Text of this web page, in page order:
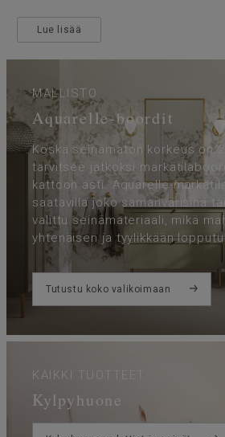
Lue lisää
MALLISTO
Aquarelle-boordit
Koska seinämaton korkeus on
tarvitsee jatkoksi
kattoon asti. Aquarelle-
saatavilla joko samanvärisinä
valittu seinämateriaali, mikä
yhtenäisen ja tyylikkään
Tutustu koko valikoimaan
KAIKKI TUOTTEET
Kylpyhuone